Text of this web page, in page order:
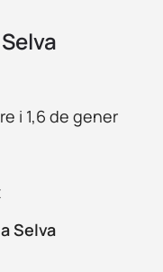
i 1,6 de gener
Selva